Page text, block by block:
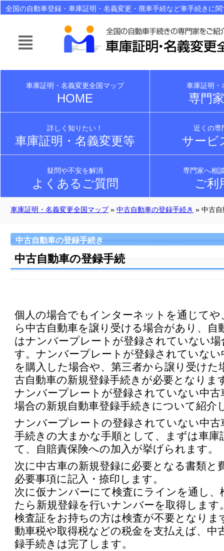
全国の自動車登録・車庫証明・名義変更・廃車手続など車手続きに
車庫証明・名義変更全国マップ» 中古自動車の登録手続き » 中古
中古自動車の登録手続き
中古自動車の登録手続
個人の場合でもインターネットを通じてや
ら中古自動車を譲り受ける場合があり、自
はナンバープレートが登録されていない
す。ナンバープレートが登録されていない
を購入した場合や、第三者から譲り受けた
古自動車の新規登録手続きが必要となりま
ナンバープレートが登録されていない中古
場合の新規自動車登録手続きについて紹介
ナンバープレートの登録されていない中古
手続きの大まかな手順として、まずは車庫
て、自賠責保険への加入が挙げられます。
次に中古車の新規登録に必要となる書類と
必要事項に記入・捺印します。
次に仮ナンバーにて検査にラインを通し、
たら新規登録を行いナンバーを取得します
検査証をお持ちの方は検査が不要となりま
動車税や取得税などの税金を支払えば、中
録手続きは完了します。
車庫証明・名義変更全国マップ
HOME
車庫証明・
専門
詳しく知りたい！
車庫証明・名義変更等
近くの専
サービ
疑問や不安を解消
よくあるご質問
専門家へ相
ご利